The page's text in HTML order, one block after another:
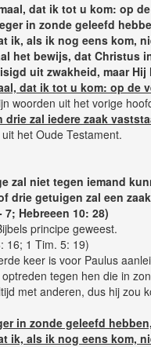
dat ik tot u kom: op
in zonde geleefd
ik, als ik nog eens kom,
het bewijs, dat Christus
uit zwakheid, maar
dat ik tot u kom: op de
woorden uit het vorige
zal iedere zaak
het Oude Testament.
zal niet tegen iemand
drie getuigen zal een
Hebreeen 10: 28)
principe geweest.
16; 1 Tim. 5: 19)
keer is voor Paulus
tegen hen die in
met anderen, dus hij zou
in zonde geleefd
ik, als ik nog eens kom,